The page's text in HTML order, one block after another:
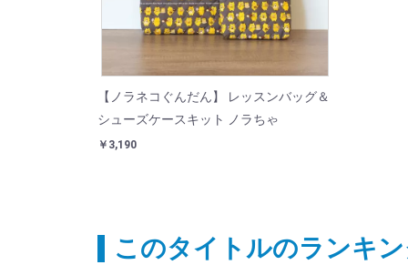
【ノラネコぐんだん】 レッスンバッグ＆
シューズケースキット ノラちゃ
￥3,190
このタイトルのランキ